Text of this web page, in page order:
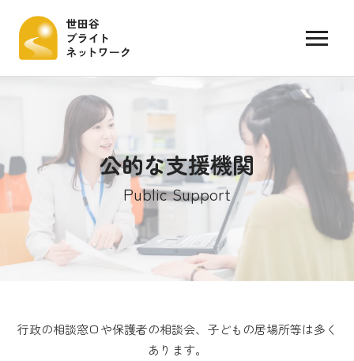
公的な支援機関
Public Support
行政の相談窓口や保護者の相談会、子どもの居場所等は多く
あります。